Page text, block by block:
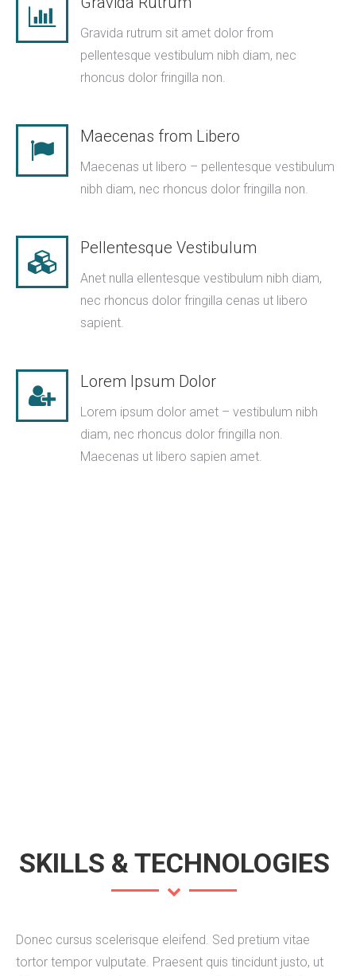
Gravida rutrum sit amet dolor from
pellentesque vestibulum nibh diam, nec
rhoncus dolor fringilla non.
Maecenas from Libero
Maecenas ut libero – pellentesque vestibulum
nibh diam, nec rhoncus dolor fringilla non.
Pellentesque Vestibulum
Anet nulla ellentesque vestibulum nibh diam,
nec rhoncus dolor fringilla cenas ut libero
sapient.
Lorem Ipsum Dolor
Lorem ipsum dolor amet – vestibulum nibh
diam, nec rhoncus dolor fringilla non.
Maecenas ut libero sapien amet.
SKILLS & TECHNOLOGIES
Donec cursus scelerisque eleifend. Sed pretium vitae
tortor tempor vulputate. Praesent quis tincidunt justo, ut